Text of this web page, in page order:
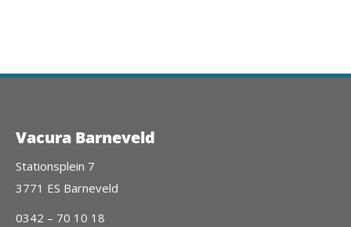
Vacura Barneveld
Stationsplein 7
3771 ES Barneveld
0342 – 70 10 18